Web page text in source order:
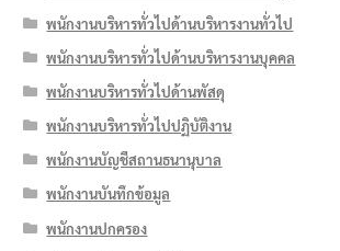
พนักงานบริหารทั่วไปด้านบริหารงานทั่วไป
พนักงานบริหารทั่วไปด้านบริหารงานบุคคล
พนักงานบริหารทั่วไปด้านพัสดุ
พนักงานบริหารทั่วไปปฏิบัติงาน
พนักงานบัญชีสถานธนานุบาล
พนักงานบันทึกข้อมูล
พนักงานปกครอง